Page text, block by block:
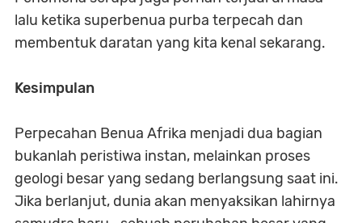
lalu ketika superbenua purba terpecah dan
membentuk daratan yang kita kenal sekarang.
Kesimpulan
Perpecahan Benua Afrika menjadi dua bagian
bukanlah peristiwa instan, melainkan proses
geologi besar yang sedang berlangsung saat ini.
Jika berlanjut, dunia akan menyaksikan lahirnya